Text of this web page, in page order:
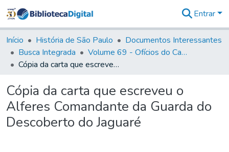
&
Coleções
Tudo na
Biblioteca
Estatísticas
Entrar
Início História de São Paulo
Documentos Interessantes
Busca Integrada
Volume 69 - Ofícios do Capitão D. Luiz Antonio de Souza Botelho Mourão aos Vice-Reis e Ministros (1771-1772)
Cópia da carta que escreveu o Alferes Comandante da Guarda do Descoberto do Jaguaré
Cópia da carta que escreveu o
Alferes Comandante da Guarda do
Descoberto do Jaguaré